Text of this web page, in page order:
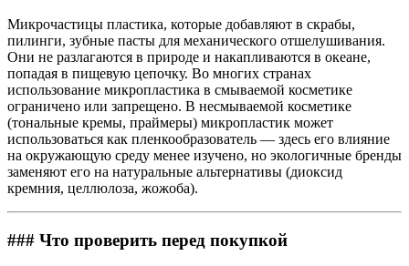
Микрочастицы пластика, которые добавляют в скрабы,
пилинги, зубные пасты для механического отшелушивания.
Они не разлагаются в природе и накапливаются в океане,
попадая в пищевую цепочку. Во многих странах
использование микропластика в смываемой косметике
ограничено или запрещено. В несмываемой косметике
(тональные кремы, праймеры) микропластик может
использоваться как пленкообразователь — здесь его влияние
на окружающую среду менее изучено, но экологичные бренды
заменяют его на натуральные альтернативы (диоксид
кремния, целлюлоза, жожоба).
### Что проверить перед покупкой